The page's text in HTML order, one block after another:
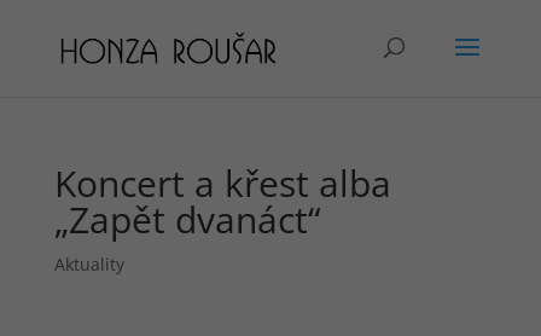
Koncert a křest alba
„Zapět dvanáct“
Aktuality